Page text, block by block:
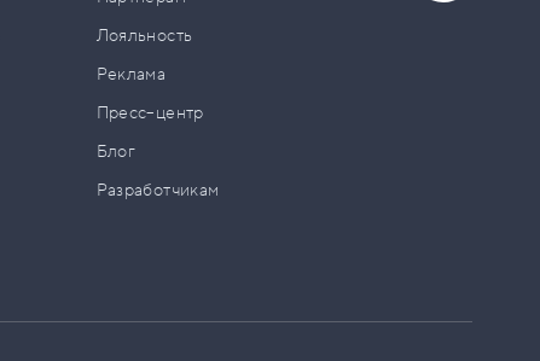
Лояльность
Реклама
Пресс–центр
Блог
Разработчикам